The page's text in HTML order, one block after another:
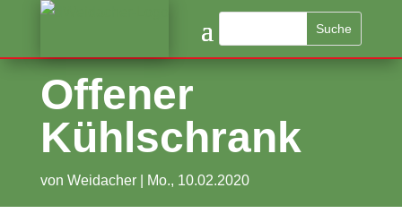
Offener
Kühlschrank
von Weidacher| Mo., 10.02.2020